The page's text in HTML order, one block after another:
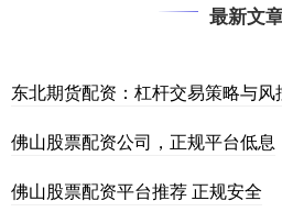
最新文
东北期货配资：杠杆交易策略与风
佛山股票配资公司，正规平台低息
佛山股票配资平台推荐 正规安全